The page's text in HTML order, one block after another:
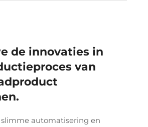
de innovaties in
van
automatisering en